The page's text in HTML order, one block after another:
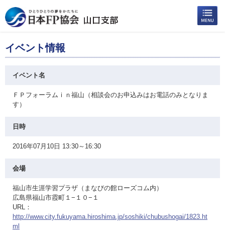
イベント情報
イベント名
ＦＰフォーラムｉｎ福山（相談会のお申込みはお電話のみとなりま
す）
日時
2016年07月10日 13:30～16:30
会場
福山市生涯学習プラザ（まなびの館ローズコム内）
広島県福山市霞町１−１０−１
URL：
http://www.city.fukuyama.hiroshima.jp/soshiki/chubushogai/1823.ht
ml